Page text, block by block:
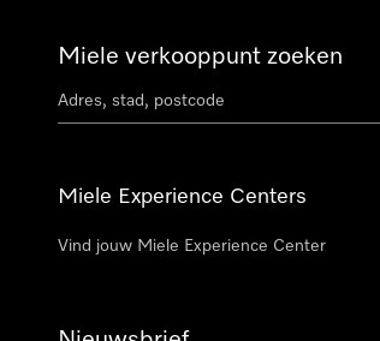
Miele verkooppunt zoeken
Miele Experience Centers
Vind jouw Miele Experience Center